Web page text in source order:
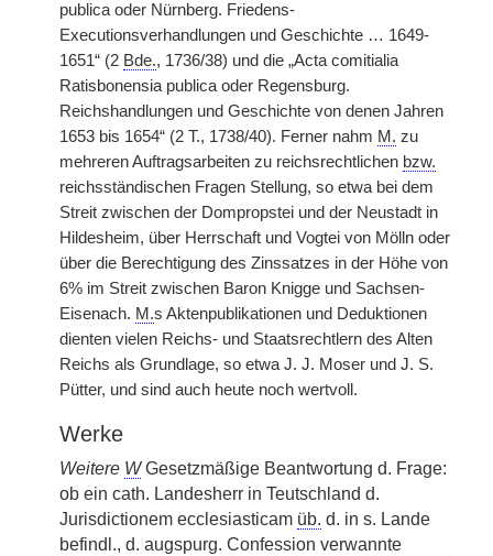
publica oder Nürnberg. Friedens-
Executionsverhandlungen und Geschichte … 1649-
1651“ (2 Bde., 1736/38) und die „Acta comitialia
Ratisbonensia publica oder Regensburg.
Reichshandlungen und Geschichte von denen Jahren
1653 bis 1654“ (2 T., 1738/40). Ferner nahm M. zu
mehreren Auftragsarbeiten zu reichsrechtlichen bzw.
reichsständischen Fragen Stellung, so etwa bei dem
Streit zwischen der Dompropstei und der Neustadt in
Hildesheim, über Herrschaft und Vogtei von Mölln oder
über die Berechtigung des Zinssatzes in der Höhe von
6% im Streit zwischen Baron Knigge und Sachsen-
Eisenach. M.s Aktenpublikationen und Deduktionen
dienten vielen Reichs- und Staatsrechtlern des Alten
Reichs als Grundlage, so etwa J. J. Moser und J. S.
Pütter, und sind auch heute noch wertvoll.
Werke
Weitere WGesetzmäßige Beantwortung d. Frage:
ob ein cath. Landesherr in Teutschland d.
Jurisdictionem ecclesiasticam üb. d. in s. Lande
befindl., d. augspurg. Confession verwannte